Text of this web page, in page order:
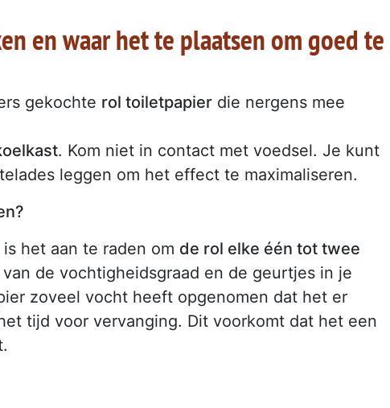
en waar het te plaatsen om goed te
gekochte rol toiletpapier die nergens mee
. Kom niet in contact met voedsel. Je kunt
leggen om het effect te maximaliseren.
het aan te raden om de rol elke één tot twee
de vochtigheidsgraad en de geurtjes in je
zoveel vocht heeft opgenomen dat het er
tijd voor vervanging. Dit voorkomt dat het een